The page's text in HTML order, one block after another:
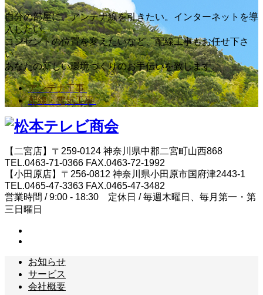
自分の部屋に、アンテナ線を引きたい。インターネットを導
入したい。
コンセントの位置を変えたいなど、配線工事もお任せ下さ
い。
あなたの新しい環境づくりのお手伝いを致します。
アンテナ工事
配線・電気工事
【二宮店】〒259-0124 神奈川県中郡二宮町山西868
TEL.0463-71-0366 FAX.0463-72-1992
【小田原店】〒256-0812 神奈川県小田原市国府津2443-1
TEL.0465-47-3363 FAX.0465-47-3482
営業時間 / 9:00 - 18:30 定休日 / 毎週木曜日、毎月第一・第
三日曜日
お知らせ
サービス
会社概要